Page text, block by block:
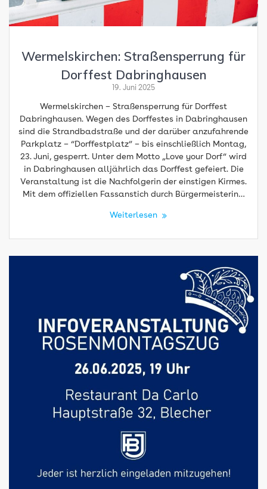
Wermelskirchen: Straßensperrung für
Dorffest Dabringhausen
19. Juni 2025
Wermelskirchen – Straßensperrung für Dorffest
Dabringhausen. Wegen des Dorffestes in Dabringhausen
sind die Strandbadstraße und der darüber anzufahrende
Parkplatz – “Dorffestplatz” – bis einschließlich Montag,
23. Juni, gesperrt. Unter dem Motto „Love your Dorf“ wird
in Dabringhausen alljährlich das Dorffest gefeiert. Die
Veranstaltung ist die Nachfolgerin der einstigen Kirmes.
Mit dem offiziellen Fassanstich durch Bürgermeisterin…
Weiterlesen